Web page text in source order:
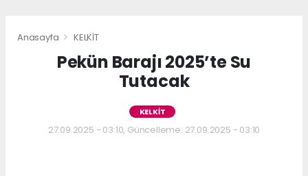
Anasayfa KELKİT
Pekün Barajı 2025’te Su
Tutacak
KELKİT
27.09.2025 - 03:10, Güncelleme: 27.09.2025 - 03:10